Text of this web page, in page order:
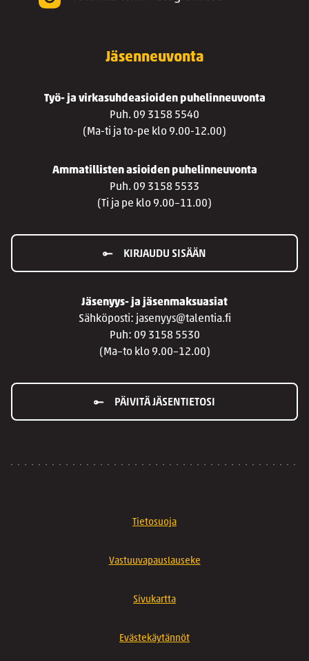
Jäsenneuvonta
Työ- ja virkasuhdeasioiden puhelinneuvonta
Puh. 09 3158 5540
(Ma-ti ja to-pe klo 9.00-12.00)
Ammatillisten asioiden puhelinneuvonta
Puh. 09 3158 5533
(Ti ja pe klo 9.00–11.00)
KIRJAUDU SISÄÄN
Jäsenyys- ja jäsenmaksuasiat
Sähköposti: jasenyys@talentia.fi
Puh: 09 3158 5530
(Ma–to klo 9.00–12.00)
PÄIVITÄ JÄSENTIETOSI
Tietosuoja
Vastuuvapauslauseke
Sivukartta
Evästekäytännöt